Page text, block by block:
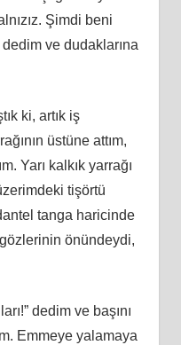
Şimdi beni
dedim ve dudaklarına
ki, artık iş
üstüne attım,
Yarı kalkık yarrağı
tişörtü
tanga haricinde
gözlerinin önündeydi,
dedim ve başını
Emmeye yalamaya